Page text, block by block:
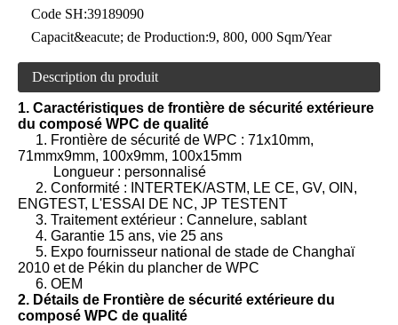
Code SH:39189090
Capacit&eacute; de Production:9, 800, 000 Sqm/Year
Description du produit
1. Caractéristiques de frontière de sécurité extérieure
du composé WPC de qualité
1. Frontière de sécurité de WPC : 71x10mm,
71mmx9mm, 100x9mm, 100x15mm
Longueur : personnalisé
2. Conformité : INTERTEK/ASTM, LE CE, GV, OIN,
ENGTEST, L'ESSAI DE NC, JP TESTENT
3. Traitement extérieur : Cannelure, sablant
4. Garantie 15 ans, vie 25 ans
5. Expo fournisseur national de stade de Changhaï
2010 et de Pékin du plancher de WPC
6. OEM
2. Détails de Frontière de sécurité extérieure du
composé WPC de qualité